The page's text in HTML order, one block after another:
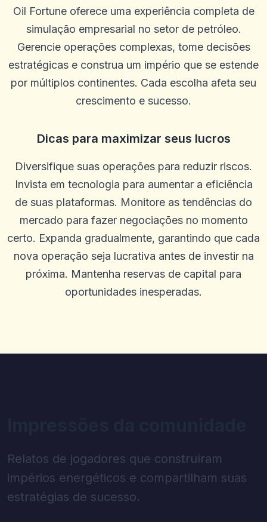
Oil Fortune oferece uma experiência completa de
simulação empresarial no setor de petróleo.
Gerencie operações complexas, tome decisões
estratégicas e construa um império que se estende
por múltiplos continentes. Cada escolha afeta seu
crescimento e sucesso.
Dicas para maximizar seus lucros
Diversifique suas operações para reduzir riscos.
Invista em tecnologia para aumentar a eficiência
de suas plataformas. Monitore as tendências do
mercado para fazer negociações no momento
certo. Expanda gradualmente, garantindo que cada
nova operação seja lucrativa antes de investir na
próxima. Mantenha reservas de capital para
oportunidades inesperadas.
Relatos de jogadores que construíram
impérios energéticos e compartilham suas
estratégias de sucesso.